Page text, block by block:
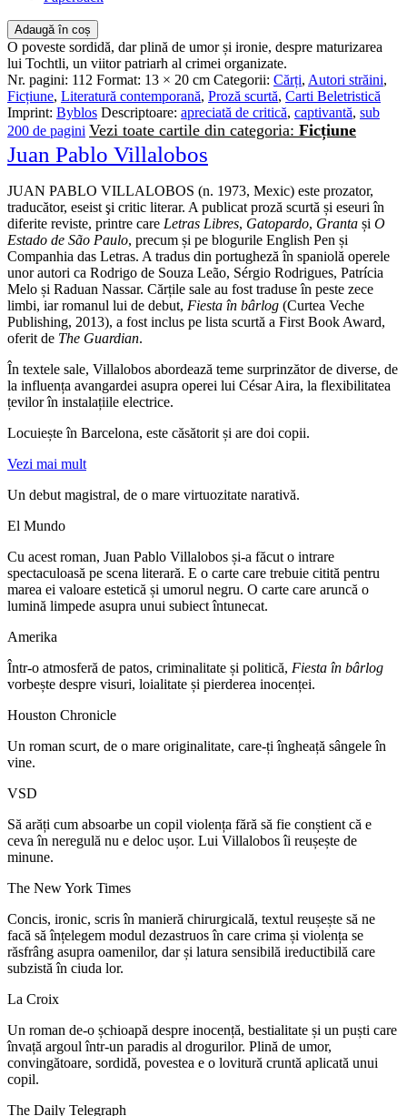
Adaugă în coș
O poveste sordidă, dar plină de umor și ironie, despre maturizarea
lui Tochtli, un viitor patriarh al crimei organizate.
Nr. pagini: 112 Format: 13 × 20 cm Categorii: Cărți, Autori străini,
Ficțiune, Literatură contemporană, Proză scurtă, Carti Beletristică
Imprint: Byblos Descriptoare: apreciată de critică, captivantă, sub
200 de pagini Vezi toate cartile din categoria: Ficțiune
Juan Pablo Villalobos
JUAN PABLO VILLALOBOS (n. 1973, Mexic) este prozator,
traducător, eseist şi critic literar. A publicat proză scurtă și eseuri în
diferite reviste, printre care Letras Libres, Gatopardo, Granta și O
Estado de São Paulo, precum și pe blogurile English Pen și
Companhia das Letras. A tradus din portugheză în spaniolă operele
unor autori ca Rodrigo de Souza Leão, Sérgio Rodrigues, Patrícia
Melo și Raduan Nassar. Cărțile sale au fost traduse în peste zece
limbi, iar romanul lui de debut, Fiesta în bârlog (Curtea Veche
Publishing, 2013), a fost inclus pe lista scurtă a First Book Award,
oferit de The Guardian.
În textele sale, Villalobos abordează teme surprinzător de diverse, de
la influența avangardei asupra operei lui César Aira, la flexibilitatea
țevilor în instalațiile electrice.
Locuiește în Barcelona, este căsătorit și are doi copii.
Vezi mai mult
Un debut magistral, de o mare virtuozitate narativă.
El Mundo
Cu acest roman, Juan Pablo Villalobos și-a făcut o intrare
spectaculoasă pe scena literară. E o carte care trebuie citită pentru
marea ei valoare estetică și umorul negru. O carte care aruncă o
lumină limpede asupra unui subiect întunecat.
Amerika
Într-o atmosferă de patos, criminalitate și politică, Fiesta în bârlog
vorbește despre visuri, loialitate și pierderea inocenței.
Houston Chronicle
Un roman scurt, de o mare originalitate, care-ți îngheață sângele în
vine.
VSD
Să arăți cum absoarbe un copil violența fără să fie conștient că e
ceva în neregulă nu e deloc ușor. Lui Villalobos îi reușește de
minune.
The New York Times
Concis, ironic, scris în manieră chirurgicală, textul reușește să ne
facă să înțelegem modul dezastruos în care crima și violența se
răsfrâng asupra oamenilor, dar și latura sensibilă ireductibilă care
subzistă în ciuda lor.
La Croix
Un roman de-o șchioapă despre inocență, bestialitate și un puști care
învață argoul într-un paradis al drogurilor. Plină de umor,
convingătoare, sordidă, povestea e o lovitură cruntă aplicată unui
copil.
The Daily Telegraph